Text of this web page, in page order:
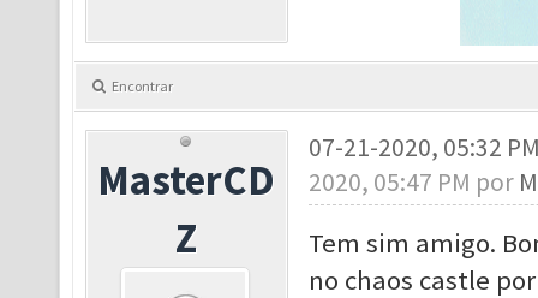
Encontrar
MasterCD
Z
07-21-2020, 05:32
2020, 05:47 PM por
Tem sim amigo.
no chaos castle